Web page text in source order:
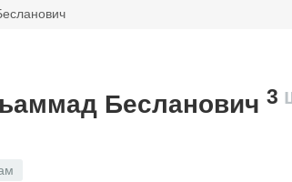
Бесланович 3